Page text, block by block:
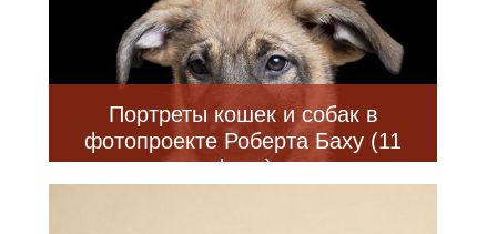
Портреты кошек и собак в
фотопроекте Роберта Баху (11
фото)